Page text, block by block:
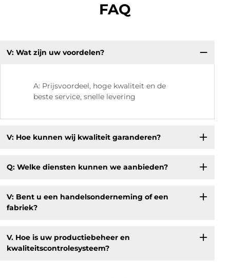
FAQ
V: Wat zijn uw voordelen?
A: Prijsvoordeel, hoge kwaliteit en de
beste service, snelle levering
V: Hoe kunnen wij kwaliteit garanderen?
Q: Welke diensten kunnen we aanbieden?
V: Bent u een handelsonderneming of een
fabriek?
V. Hoe is uw productiebeheer en
kwaliteitscontrolesysteem?